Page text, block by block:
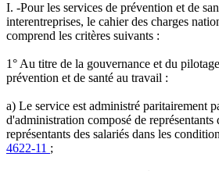
I. -Pour les services de prévention et de
interentreprises, le cahier des charges
comprend les critères suivants :
1° Au titre de la gouvernance et du
prévention et de santé au travail :
a) Le service est administré paritairement
d'administration composé de représentants
représentants des salariés dans les
4622-11 ;